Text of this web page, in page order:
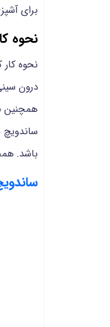
برای
نحوه
نحوه
درون
همچنین
باشد.